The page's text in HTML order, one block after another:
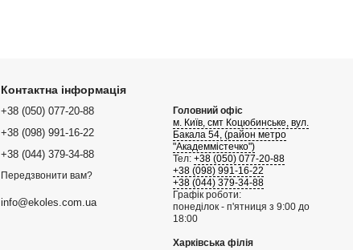
Контактна інформація
+38 (050) 077-20-88
+38 (098) 991-16-22
+38 (044) 379-34-88
Передзвонити вам?
info@ekoles.com.ua
Головний офіс
м. Київ, смт Коцюбинське, вул.
Бакала 54, (район метро
"Академмістечко")
Тел: +38 (050) 077-20-88
+38 (098) 991-16-22
+38 (044) 379-34-88
Графік роботи:
понеділок - п'ятниця з 9:00 до
18:00
Харківська філія